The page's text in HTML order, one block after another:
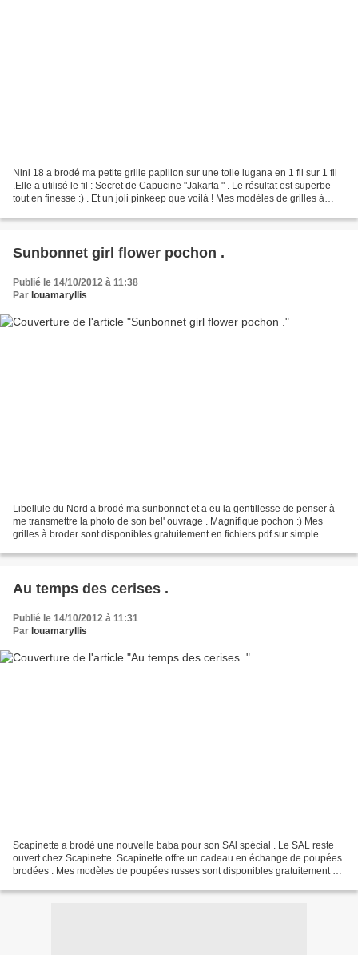
Nini 18 a brodé ma petite grille papillon sur une toile lugana en 1 fil sur 1 fil
.Elle a utilisé le fil : Secret de Capucine "Jakarta " . Le résultat est superbe
tout en finesse :) . Et un joli pinkeep que voilà ! Mes modèles de grilles à
Sunbonnet girl flower pochon .
Publié le 14/10/2012 à 11:38
Par louamaryllis
Libellule du Nord a brodé ma sunbonnet et a eu la gentillesse de penser à
me transmettre la photo de son bel' ouvrage . Magnifique pochon :) Mes
grilles à broder sont disponibles gratuitement en fichiers pdf sur simple
Au temps des cerises .
Publié le 14/10/2012 à 11:31
Par louamaryllis
Scapinette a brodé une nouvelle baba pour son SAl spécial . Le SAL reste
ouvert chez Scapinette. Scapinette offre un cadeau en échange de poupées
brodées . Mes modèles de poupées russes sont disponibles gratuitement en